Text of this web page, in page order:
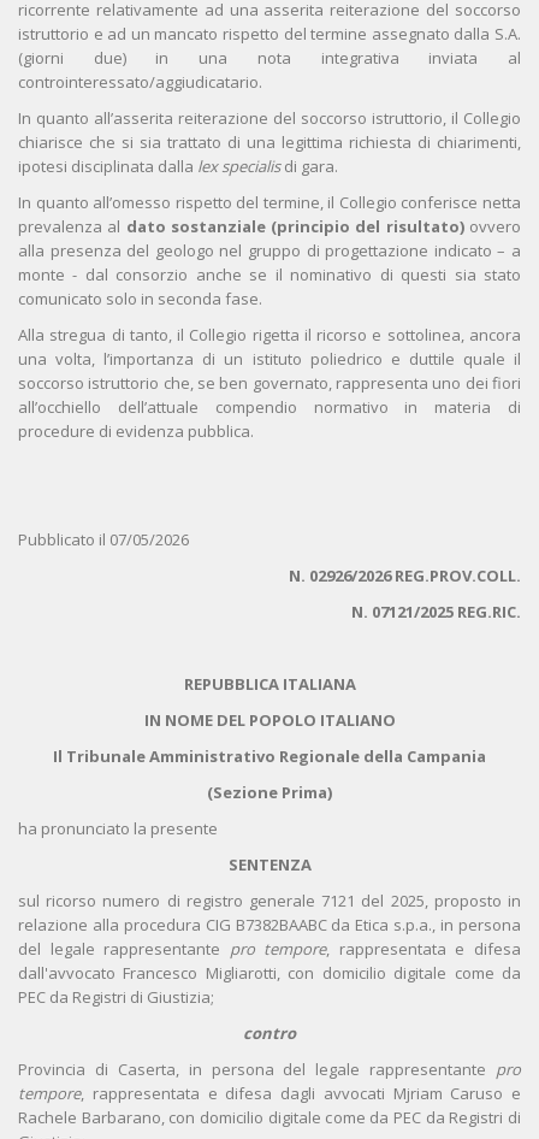
ricorrente relativamente ad una asserita reiterazione del soccorso
istruttorio e ad un mancato rispetto del termine assegnato dalla S.A.
(giorni due) in una nota integrativa inviata al
controinteressato/aggiudicatario.
In quanto all’asserita reiterazione del soccorso istruttorio, il Collegio
chiarisce che si sia trattato di una legittima richiesta di chiarimenti,
ipotesi disciplinata dalla lex specialisdi gara.
In quanto all’omesso rispetto del termine, il Collegio conferisce netta
prevalenza al dato sostanziale (principio del risultato)ovvero
alla presenza del geologo nel gruppo di progettazione indicato – a
monte - dal consorzio anche se il nominativo di questi sia stato
comunicato solo in seconda fase.
Alla stregua di tanto, il Collegio rigetta il ricorso e sottolinea, ancora
una volta, l’importanza di un istituto poliedrico e duttile quale il
soccorso istruttorio che, se ben governato, rappresenta uno dei fiori
all’occhiello dell’attuale compendio normativo in materia di
procedure di evidenza pubblica.
Pubblicato il 07/05/2026
N. 02926/2026 REG.PROV.COLL.
N. 07121/2025 REG.RIC.
REPUBBLICA ITALIANA
IN NOME DEL POPOLO ITALIANO
Il Tribunale Amministrativo Regionale della Campania
(Sezione Prima)
ha pronunciato la presente
SENTENZA
sul ricorso numero di registro generale 7121 del 2025, proposto in
relazione alla procedura CIG B7382BAABC da Etica s.p.a., in persona
del legale rappresentante pro tempore, rappresentata e difesa
dall'avvocato Francesco Migliarotti, con domicilio digitale come da
PEC da Registri di Giustizia;
contro
Provincia di Caserta, in persona del legale rappresentante pro
tempore, rappresentata e difesa dagli avvocati Mjriam Caruso e
Rachele Barbarano, con domicilio digitale come da PEC da Registri di